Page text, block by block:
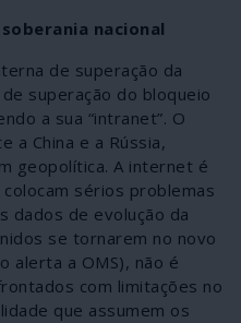
nacional
de superação da
superação do bloqueio
a sua “intranet”. O
a China e a Rússia,
geopolítica. A internet é
sérios problemas
dados de evolução da
se tornarem no novo
alerta a OMS), não é
com limitações no
que assumem os